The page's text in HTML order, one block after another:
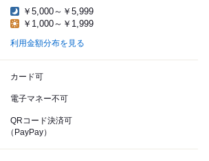
￥5,000～￥5,999
￥1,000～￥1,999
利用金額分布を見る
カード可
電子マネー不可
QRコード決済可
（PayPay）